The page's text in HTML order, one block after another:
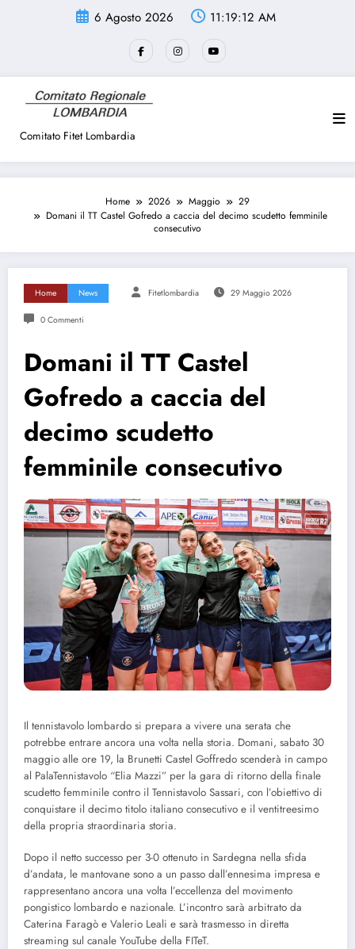
6 Agosto 2026 11:19:12 AM
Comitato Fitet Lombardia
Home 2026 Maggio
29
Domani il TT Castel Gofredo a caccia del decimo scudetto femminile
consecutivo
Home News Fitetlombardia 29 Maggio 2026
0 Commenti
Domani il TT Castel
Gofredo a caccia del
decimo scudetto
femminile consecutivo
Il tennistavolo lombardo si prepara a vivere una serata che
potrebbe entrare ancora una volta nella storia. Domani, sabato 30
maggio alle ore 19, la Brunetti Castel Goffredo scenderà in campo
al PalaTennistavolo “Elia Mazzi” per la gara di ritorno della finale
scudetto femminile contro il Tennistavolo Sassari, con l’obiettivo di
conquistare il decimo titolo italiano consecutivo e il ventitreesimo
della propria straordinaria storia.
Dopo il netto successo per 3-0 ottenuto in Sardegna nella sfida
d’andata, le mantovane sono a un passo dall’ennesima impresa e
rappresentano ancora una volta l’eccellenza del movimento
pongistico lombardo e nazionale. L’incontro sarà arbitrato da
Caterina Faragò e Valerio Leali e sarà trasmesso in diretta
streaming sul canale YouTube della FITeT.